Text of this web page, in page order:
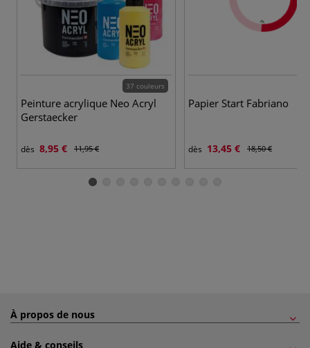
37 couleurs
Peinture acrylique Neo Acryl
Gerstaecker
dès 8,95 € 11,95 €
Papier Start Fabriano
dès 13,45 € 18,50 €
À propos de nous
Aide & conseils